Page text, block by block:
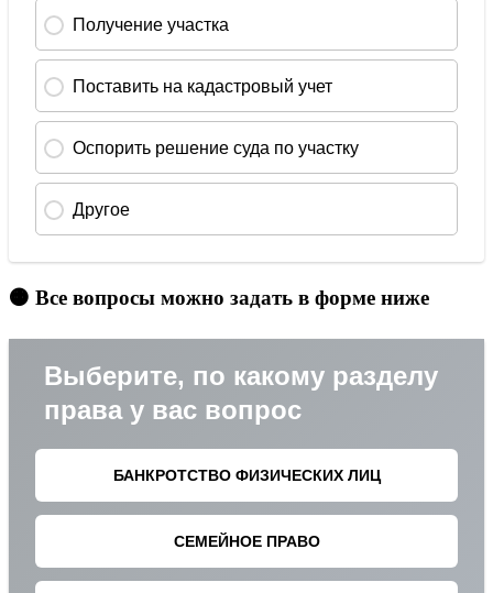
🟠 Все вопросы можно задать в форме ниже